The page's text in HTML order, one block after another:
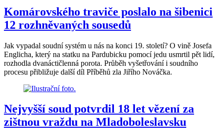
Komárovského traviče poslalo na šibenici
12 rozhněvaných sousedů
Jak vypadal soudní systém u nás na konci 19. století? O vině Josefa
Englicha, který na statku na Pardubicku pomocí jedu usmrtil pět lidí,
rozhodla dvanáctičlenná porota. Průběh vyšetřování i soudního
procesu přibližuje další díl Příběhů zla Jiřího Nováčka.
Nejvyšší soud potvrdil 18 let vězení za
zištnou vraždu na Mladoboleslavsku